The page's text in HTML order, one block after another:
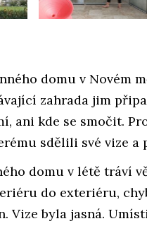
domu v Novém
zahrada jim
ani kde se smočit.
sdělili své vize a
domu v létě tráví
do exteriéru,
Vize byla jasná.